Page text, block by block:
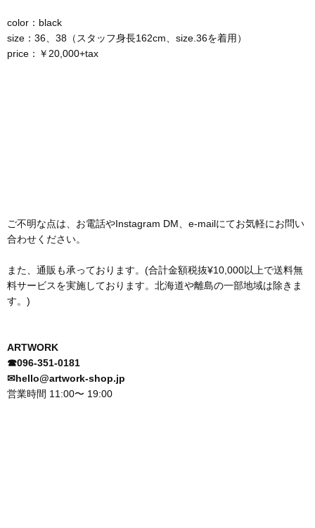
color：black
size：36、38（スタッフ身長162cm、size.36を着用）
price：￥20,000+tax
ご不明な点は、お電話やInstagram DM、e-mailにてお気軽にお問い
合わせください。
また、通販も承っております。(合計金額税抜¥10,000以上で送料無
料サービスを実施しております。北海道や離島の一部地域は除きま
す。)
ARTWORK
☎︎096-351-0181
✉︎hello@artwork-shop.jp
営業時間 11:00〜 19:00